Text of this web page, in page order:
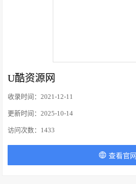
U酷资源网
收录时间： 2021-12-11
更新时间： 2025-10-14
访问次数： 1433
查看官网